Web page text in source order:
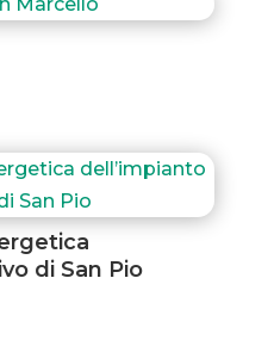
di San Pio